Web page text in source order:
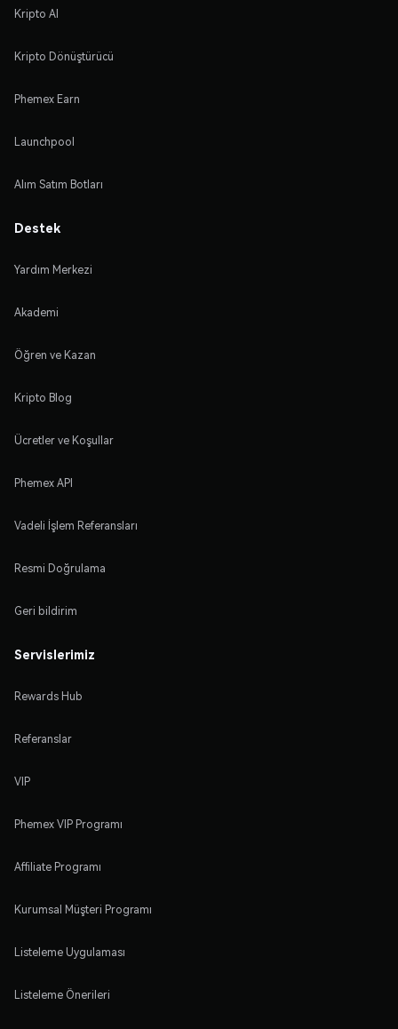
Kripto Al
Kripto Dönüştürücü
Phemex Earn
Launchpool
Alım Satım Botları
Destek
Yardım Merkezi
Akademi
Öğren ve Kazan
Kripto Blog
Ücretler ve Koşullar
Phemex API
Vadeli İşlem Referansları
Resmi Doğrulama
Geri bildirim
Servislerimiz
Rewards Hub
Referanslar
VIP
Phemex VIP Programı
Affiliate Programı
Kurumsal Müşteri Programı
Listeleme Uygulaması
Listeleme Önerileri